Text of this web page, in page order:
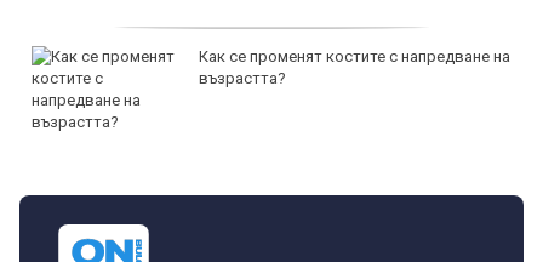
Как се променят костите с напредване на
възрастта?